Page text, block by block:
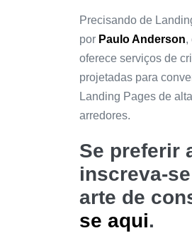
Precisando de
por Paulo Anderson,
oferece serviços de
projetadas para
Landing Pages de
arredores.
Se preferir
inscreva-
arte de
se aqui.